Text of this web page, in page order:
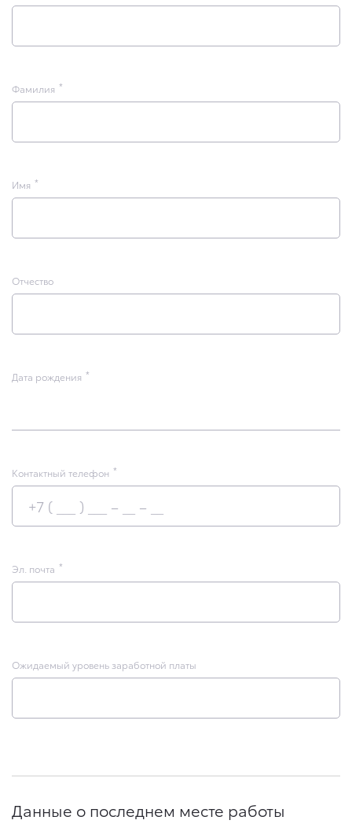
Фамилия
Имя
Отчество
Дата рождения
Контактный телефон
Эл. почта
Ожидаемый уровень заработной платы
Данные о последнем месте работы